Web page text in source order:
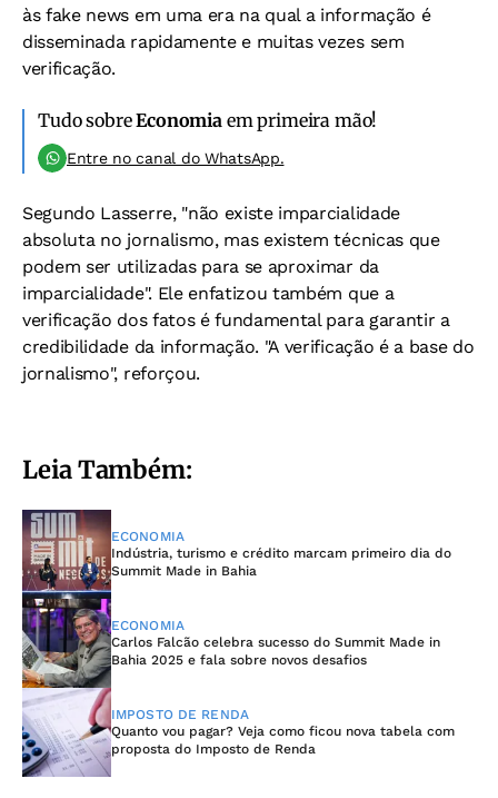
às fake news em uma era na qual a informação é
disseminada rapidamente e muitas vezes sem
verificação.
Tudo sobreEconomiaem primeira mão!
Entre no canal do WhatsApp.
Segundo Lasserre, "não existe imparcialidade
absoluta no jornalismo, mas existem técnicas que
podem ser utilizadas para se aproximar da
imparcialidade". Ele enfatizou também que a
verificação dos fatos é fundamental para garantir a
credibilidade da informação. "A verificação é a base do
jornalismo", reforçou.
Leia Também:
ECONOMIA
Indústria, turismo e crédito marcam primeiro dia do
Summit Made in Bahia
ECONOMIA
Carlos Falcão celebra sucesso do Summit Made in
Bahia 2025 e fala sobre novos desafios
IMPOSTO DE RENDA
Quanto vou pagar? Veja como ficou nova tabela com
proposta do Imposto de Renda